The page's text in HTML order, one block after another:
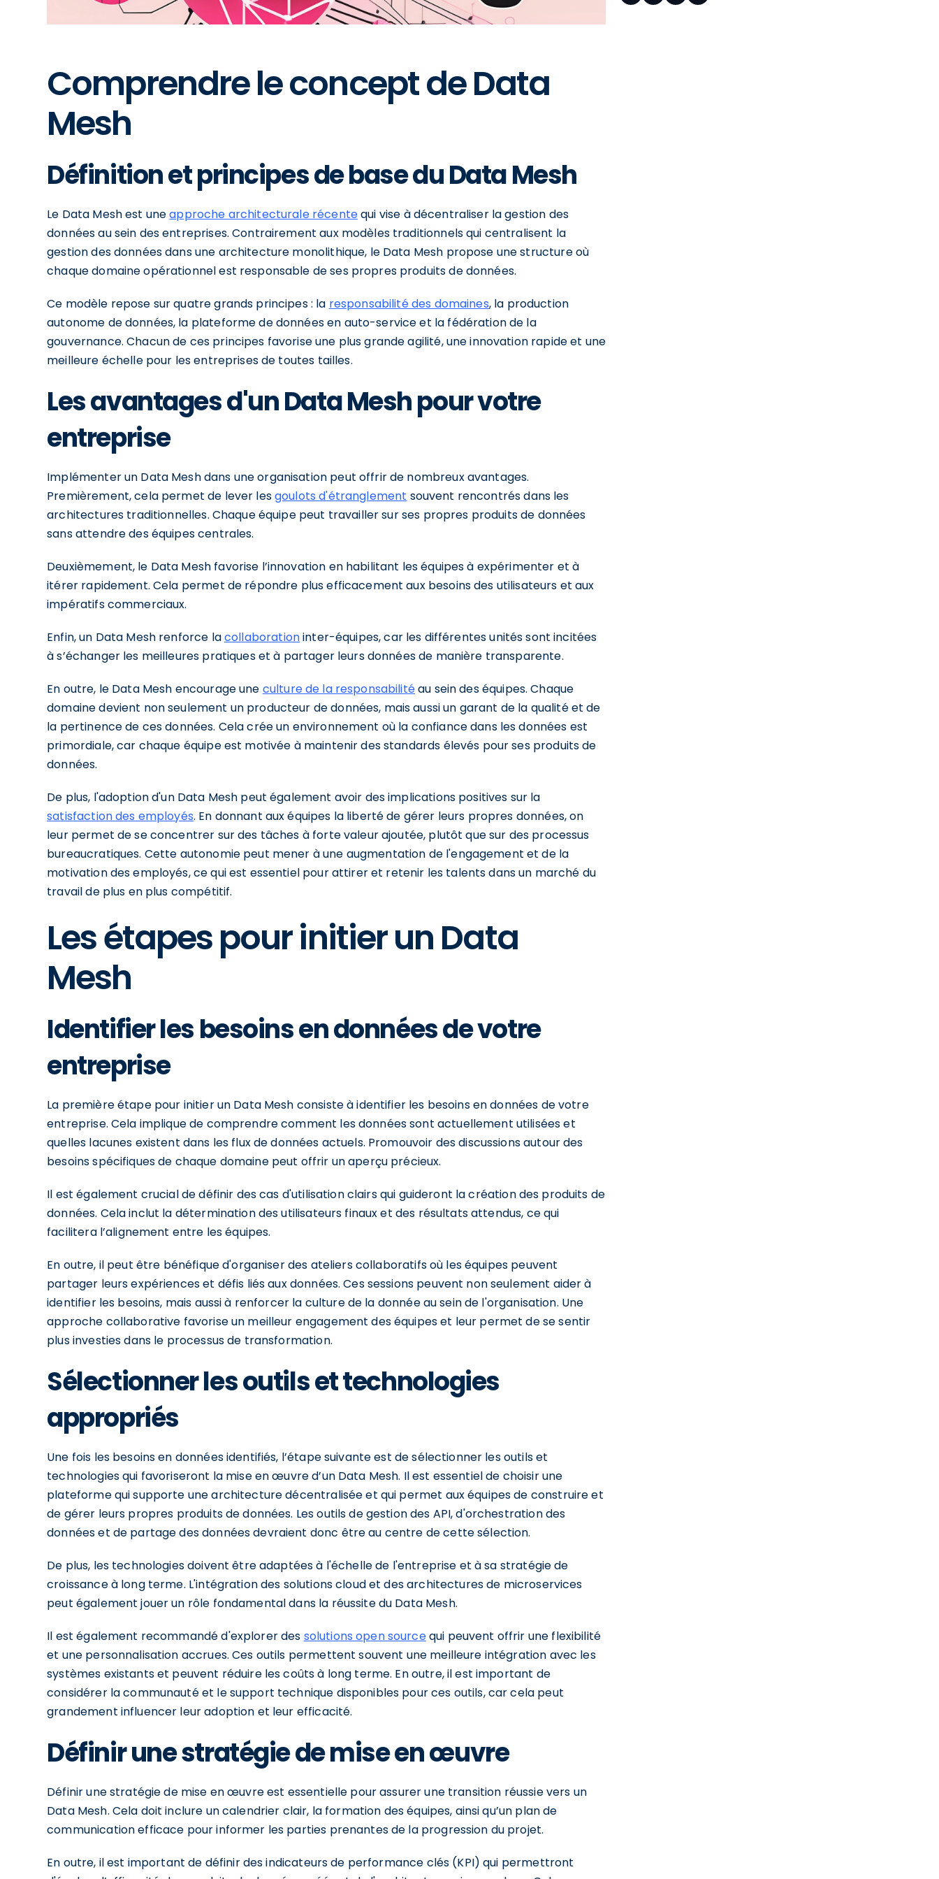
Comprendre le concept de Data
Mesh
Définition et principes de base du Data Mesh
Le Data Mesh est uneapproche architecturale récentequi vise à décentraliser la gestion des
données au sein des entreprises. Contrairement aux modèles traditionnels qui centralisent la
gestion des données dans une architecture monolithique, le Data Mesh propose une structure où
chaque domaine opérationnel est responsable de ses propres produits de données.
Ce modèle repose sur quatre grands principes : la responsabilité des domaines, la production
autonome de données, la plateforme de données en auto-service et la fédération de la
gouvernance. Chacun de ces principes favorise une plus grande agilité, une innovation rapide et une
meilleure échelle pour les entreprises de toutes tailles.
Les avantages d'un Data Mesh pour votre
entreprise
Implémenter un Data Mesh dans une organisation peut offrir de nombreux avantages.
Premièrement, cela permet de lever lesgoulots d'étranglement souvent rencontrés dans les
architectures traditionnelles. Chaque équipe peut travailler sur ses propres produits de données
sans attendre des équipes centrales.
Deuxièmement, le Data Mesh favorise l’innovation en habilitant les équipes à expérimenter et à
itérer rapidement. Cela permet de répondre plus efficacement aux besoins des utilisateurs et aux
impératifs commerciaux.
Enfin, un Data Mesh renforce lacollaborationinter-équipes, car les différentes unités sont incitées
à s’échanger les meilleures pratiques et à partager leurs données de manière transparente.
En outre, le Data Mesh encourage une culture de la responsabilitéau sein des équipes. Chaque
domaine devient non seulement un producteur de données, mais aussi un garant de la qualité et de
la pertinence de ces données. Cela crée un environnement où la confiance dans les données est
primordiale, car chaque équipe est motivée à maintenir des standards élevés pour ses produits de
données.
De plus, l'adoption d'un Data Mesh peut également avoir des implications positives sur la
satisfaction des employés. En donnant aux équipes la liberté de gérer leurs propres données, on
leur permet de se concentrer sur des tâches à forte valeur ajoutée, plutôt que sur des processus
bureaucratiques. Cette autonomie peut mener à une augmentation de l'engagement et de la
motivation des employés, ce qui est essentiel pour attirer et retenir les talents dans un marché du
travail de plus en plus compétitif.
Les étapes pour initier un Data
Mesh
Identifier les besoins en données de votre
entreprise
La première étape pour initier un Data Mesh consiste à identifier les besoins en données de votre
entreprise. Cela implique de comprendre comment les données sont actuellement utilisées et
quelles lacunes existent dans les flux de données actuels. Promouvoir des discussions autour des
besoins spécifiques de chaque domaine peut offrir un aperçu précieux.
Il est également crucial de définir des cas d'utilisation clairs qui guideront la création des produits de
données. Cela inclut la détermination des utilisateurs finaux et des résultats attendus, ce qui
facilitera l’alignement entre les équipes.
En outre, il peut être bénéfique d'organiser des ateliers collaboratifs où les équipes peuvent
partager leurs expériences et défis liés aux données. Ces sessions peuvent non seulement aider à
identifier les besoins, mais aussi à renforcer la culture de la donnée au sein de l'organisation. Une
approche collaborative favorise un meilleur engagement des équipes et leur permet de se sentir
plus investies dans le processus de transformation.
Sélectionner les outils et technologies
appropriés
Une fois les besoins en données identifiés, l’étape suivante est de sélectionner les outils et
technologies qui favoriseront la mise en œuvre d’un Data Mesh. Il est essentiel de choisir une
plateforme qui supporte une architecture décentralisée et qui permet aux équipes de construire et
de gérer leurs propres produits de données. Les outils de gestion des API, d'orchestration des
données et de partage des données devraient donc être au centre de cette sélection.
De plus, les technologies doivent être adaptées à l'échelle de l'entreprise et à sa stratégie de
croissance à long terme. L'intégration des solutions cloud et des architectures de microservices
peut également jouer un rôle fondamental dans la réussite du Data Mesh.
Il est également recommandé d'explorer des solutions open sourcequi peuvent offrir une flexibilité
et une personnalisation accrues. Ces outils permettent souvent une meilleure intégration avec les
systèmes existants et peuvent réduire les coûts à long terme. En outre, il est important de
considérer la communauté et le support technique disponibles pour ces outils, car cela peut
grandement influencer leur adoption et leur efficacité.
Définir une stratégie de mise en œuvre
Définir une stratégie de mise en œuvre est essentielle pour assurer une transition réussie vers un
Data Mesh. Cela doit inclure un calendrier clair, la formation des équipes, ainsi qu’un plan de
communication efficace pour informer les parties prenantes de la progression du projet.
En outre, il est important de définir des indicateurs de performance clés (KPI) qui permettront